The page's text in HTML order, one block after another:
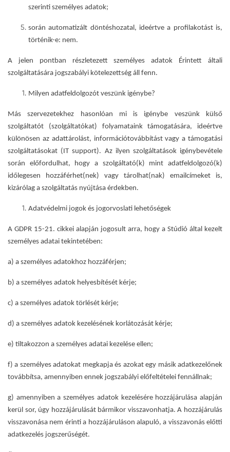
szerinti személyes adatok;
során automatizált döntéshozatal, ideértve a profilakotást is,
történik-e: nem.
A jelen pontban részletezett személyes adatok Érintett általi
szolgáltatására jogszabályi kötelezettség áll fenn.
Milyen adatfeldolgozót veszünk igénybe?
Más szervezetekhez hasonlóan mi is igénybe veszünk külső
szolgáltatót (szolgáltatókat) folyamataink támogatására, ideértve
különösen az adattárolást, információtovábbítást vagy a támogatási
szolgáltatásokat (IT support). Az ilyen szolgáltatások igénybevétele
során előfordulhat, hogy a szolgáltató(k) mint adatfeldolgozó(k)
időlegesen hozzáférhet(nek) vagy tárolhat(nak) emailcímeket is,
kizárólag a szolgáltatás nyújtása érdekben.
Adatvédelmi jogok és jogorvoslati lehetőségek
A GDPR 15-21. cikkei alapján jogosult arra, hogy a Stúdió által kezelt
személyes adatai tekintetében:
a) a személyes adatokhoz hozzáférjen;
b) a személyes adatok helyesbítését kérje;
c) a személyes adatok törlését kérje;
d) a személyes adatok kezelésének korlátozását kérje;
e) tiltakozzon a személyes adatai kezelése ellen;
f) a személyes adatokat megkapja és azokat egy másik adatkezelőnek
továbbítsa, amennyiben ennek jogszabályi előfeltételei fennállnak;
g) amennyiben a személyes adatok kezelésére hozzájárulása alapján
kerül sor, úgy hozzájárulását bármikor visszavonhatja. A hozzájárulás
visszavonása nem érinti a hozzájáruláson alapuló, a visszavonás előtti
adatkezelés jogszerűségét.